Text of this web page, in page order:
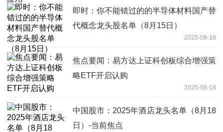
即时：你不能错过的的半导体材料国产替
代概念龙头股名单（8月15日）
2025-08-18
焦点要闻：易方达上证科创板综合增强策
略ETF开启认购
2025-08-18
中国股市：2025年酒店龙头名单（8月18
日）-当前焦点